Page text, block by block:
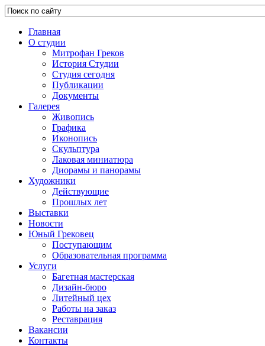
Главная
О студии
Митрофан Греков
История Студии
Студия сегодня
Публикации
Документы
Галерея
Живопись
Графика
Иконопись
Скульптура
Лаковая миниатюра
Диорамы и панорамы
Художники
Действующие
Прошлых лет
Выставки
Новости
Юный Грековец
Поступающим
Образовательная программа
Услуги
Багетная мастерская
Дизайн-бюро
Литейный цех
Работы на заказ
Реставрация
Вакансии
Контакты